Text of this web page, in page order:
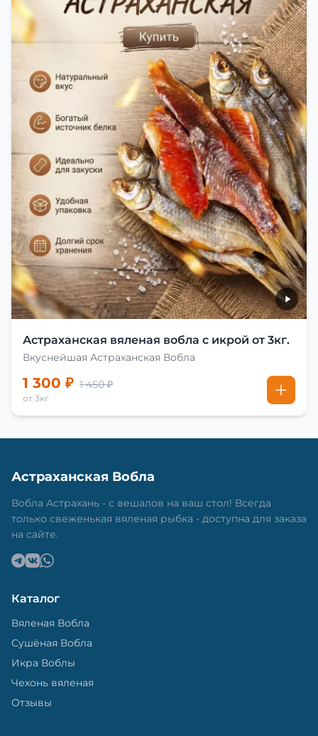
Астраханская вяленая вобла с икрой от 3кг.
Вкуснейшая Астраханская Вобла
1 300 ₽ 1 450 ₽
от 3кг
Астраханская Вобла
Вобла Астрахань - с вешалов на ваш стол! Всегда
только свеженькая вяленая рыбка - доступна для заказа
на сайте.
Каталог
Вяленая Вобла
Сушёная Вобла
Икра Воблы
Чехонь вяленая
Отзывы